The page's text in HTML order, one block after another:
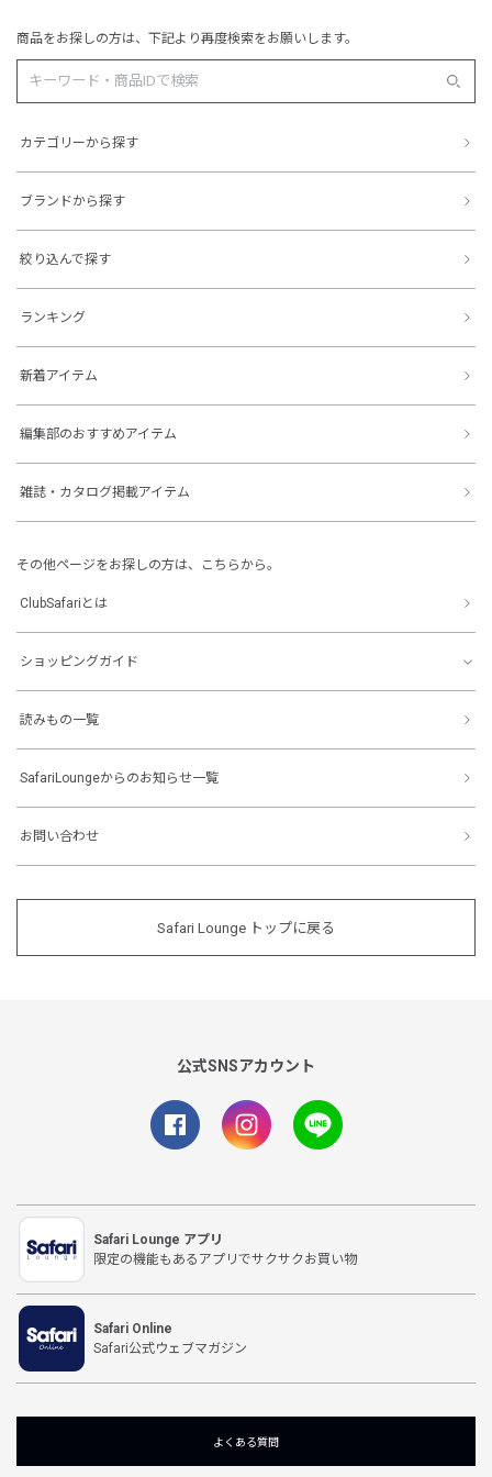
商品をお探しの方は、下記より再度検索をお願いします。
カテゴリーから探す
ブランドから探す
絞り込んで探す
ランキング
新着アイテム
編集部のおすすめアイテム
雑誌・カタログ掲載アイテム
その他ページをお探しの方は、こちらから。
ClubSafariとは
ショッピングガイド
読みもの一覧
SafariLoungeからのお知らせ一覧
お問い合わせ
Safari Lounge トップに戻る
公式SNSアカウント
Safari Lounge アプリ
限定の機能もあるアプリでサクサクお買い物
Safari Online
Safari公式ウェブマガジン
よくある質問